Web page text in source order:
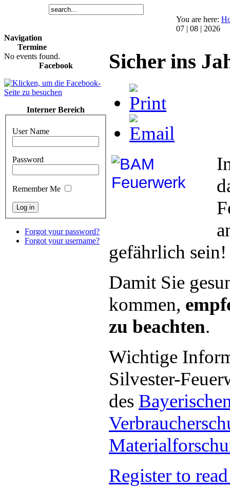
You are here:
07 | 08 | 2026
Navigation
Termine
No events found.
Facebook
Interner Bereich
User Name
Password
Remember Me
Forgot your password?
Forgot your username?
Sicher ins
gefährlich sein!
Damit Sie
kommen,
zu beachten.
Wichtige
Silvester-
des
Register to